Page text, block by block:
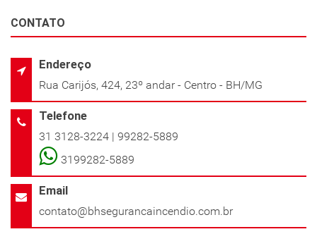
CONTATO
Endereço
Rua Carijós, 424, 23º andar - Centro - BH/MG
Telefone
31 3128-3224 | 99282-5889
3199282-5889
Email
contato@bhsegurancaincendio.com.br